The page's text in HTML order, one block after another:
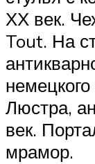
ХХ век.
Tout. На
Люстра,
век.
мрамор.